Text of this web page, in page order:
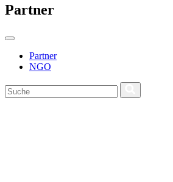
Partner
Partner
NGO